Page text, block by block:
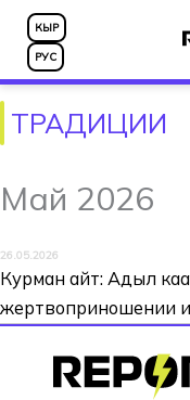
Перейти
содержимому
КЫР
РУС
ТРАДИЦИИ
Май 2026
26.05.2026
Курман айт: Адыл
жертвоприношении